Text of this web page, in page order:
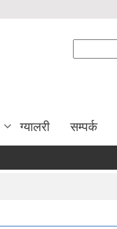
ग्यालरी सम्पर्क